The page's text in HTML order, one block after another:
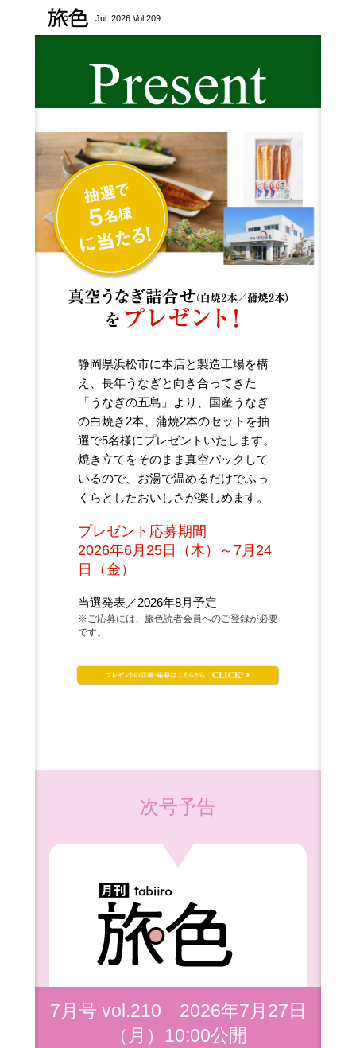
旅色
Jul. 2026 Vol.209
静岡県浜松市に本店と製造工場を構
え、長年うなぎと向き合ってきた
「うなぎの五島」より、国産うなぎ
の白焼き2本、蒲焼2本のセットを抽
選で5名様にプレゼントいたします。
焼き立てをそのまま真空パックして
いるので、お湯で温めるだけでふっ
くらとしたおいしさが楽しめます。
プレゼント応募期間
2026年6月25日（木）～7月24
日（金）
当選発表／2026年8月予定
※ご応募には、旅色読者会員へのご登録が必要
です。
次号予告
7月号 vol.210 2026年7月27日
（月）10:00公開